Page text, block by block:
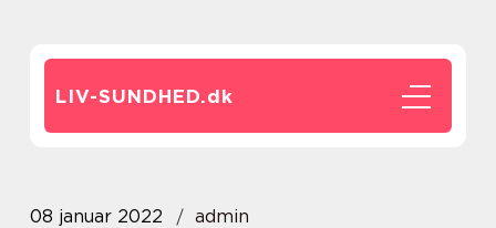
LIV-SUNDHED.dk
08 januar 2022 admin